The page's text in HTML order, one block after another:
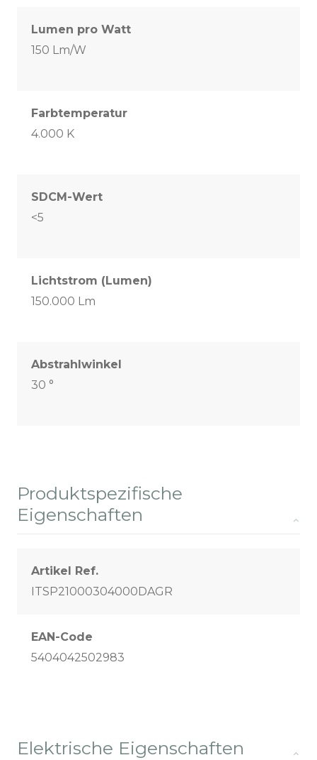
Lumen pro Watt
150 Lm/W
Farbtemperatur
4.000 K
SDCM-Wert
<5
Lichtstrom (Lumen)
150.000 Lm
Abstrahlwinkel
30 °
Produktspezifische
Eigenschaften
Artikel Ref.
ITSP21000304000DAGR
EAN-Code
5404042502983
Elektrische Eigenschaften